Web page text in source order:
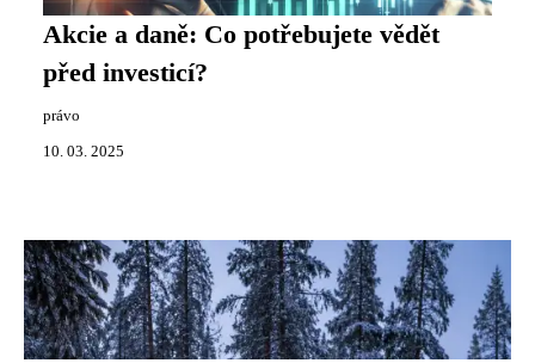
Akcie a daně: Co potřebujete vědět
před investicí?
právo
10. 03. 2025